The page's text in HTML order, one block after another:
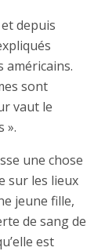
depuis
américains.
sont
vaut le
».
une chose
sur les lieux
jeune fille,
de sang de
est